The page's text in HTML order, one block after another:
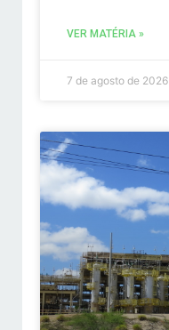
VER MATÉRIA »
7 de agosto de 2026